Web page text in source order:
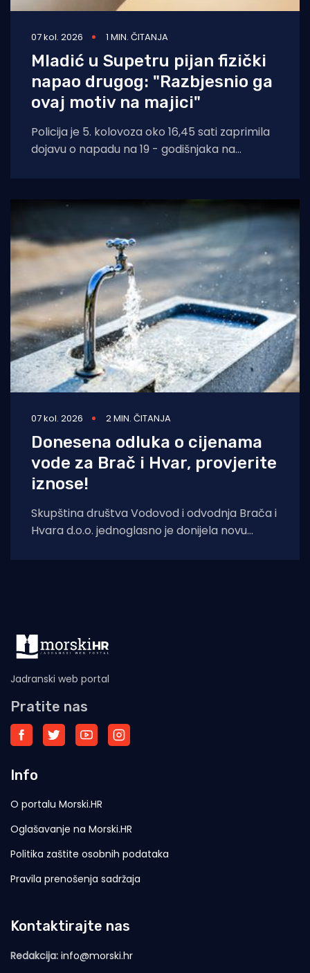
07 kol. 2026 1 MIN. ČITANJA
Mladić u Supetru pijan fizički
napao drugog: "Razbjesnio ga
ovaj motiv na majici"
Policija je 5. kolovoza oko 16,45 sati zaprimila
dojavu o napadu na 19 - godišnjaka na
07 kol. 2026 2 MIN. ČITANJA
Donesena odluka o cijenama
vode za Brač i Hvar, provjerite
iznose!
Skupština društva Vodovod i odvodnja Brača i
Hvara d.o.o. jednoglasno je donijela novu
Jadranski web portal
Pratite nas
Info
O portalu Morski.HR
Oglašavanje na Morski.HR
Politika zaštite osobnih podataka
Pravila prenošenja sadržaja
Kontaktirajte nas
Redakcija: info@morski.hr